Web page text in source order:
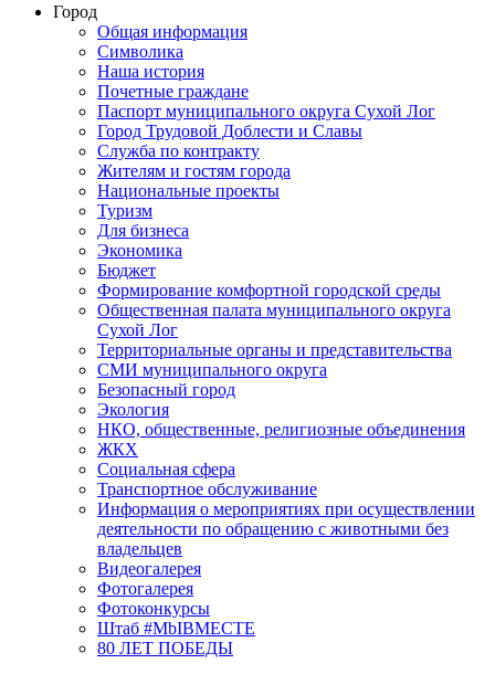
Город
Общая информация
Символика
Наша история
Почетные граждане
Паспорт муниципального округа Сухой Лог
Город Трудовой Доблести и Славы
Служба по контракту
Жителям и гостям города
Национальные проекты
Туризм
Для бизнеса
Экономика
Бюджет
Формирование комфортной городской среды
Общественная палата муниципального округа
Сухой Лог
Территориальные органы и представительства
СМИ муниципального округа
Безопасный город
Экология
НКО, общественные, религиозные объединения
ЖКХ
Социальная сфера
Транспортное обслуживание
Информация о мероприятиях при осуществлении
деятельности по обращению с животными без
владельцев
Видеогалерея
Фотогалерея
Фотоконкурсы
Штаб #MbIBMECTE
80 ЛЕТ ПОБЕДЫ